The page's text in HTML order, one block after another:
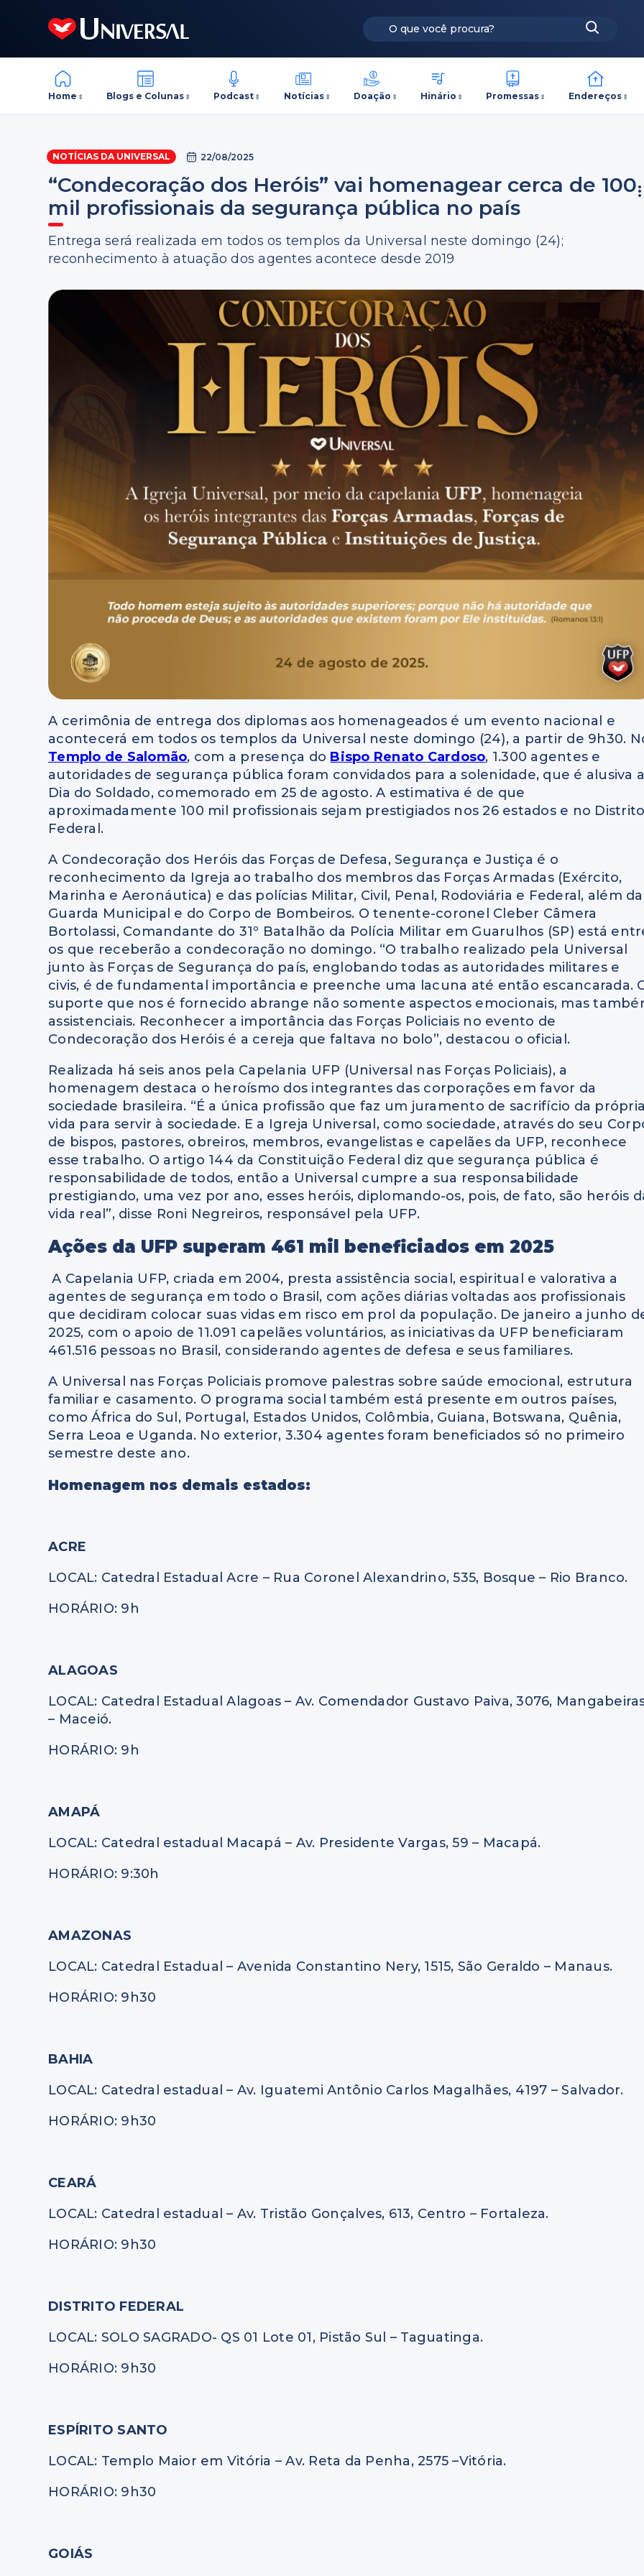
Home Blogs e Colunas Podcast Notícias Doação Hinário Promessas Endereços
NOTÍCIAS DA UNIVERSAL 22/08/2025
“Condecoração dos Heróis” vai homenagear cerca de 100
mil profissionais da segurança pública no país
Entrega será realizada em todos os templos da Universal neste domingo (24);
reconhecimento à atuação dos agentes acontece desde 2019
A cerimônia de entrega dos diplomas aos homenageados é um evento nacional e
acontecerá em todos os templos da Universal neste domingo (24), a partir de 9h30.
Templo de Salomão, com a presença do Bispo Renato Cardoso, 1.300 agentes e
autoridades de segurança pública foram convidados para a solenidade, que é alusiva
Dia do Soldado, comemorado em 25 de agosto. A estimativa é de que
aproximadamente 100 mil profissionais sejam prestigiados nos 26 estados e no
Federal.
A Condecoração dos Heróis das Forças de Defesa, Segurança e Justiça é o
reconhecimento da Igreja ao trabalho dos membros das Forças Armadas (Exército,
Marinha e Aeronáutica) e das polícias Militar, Civil, Penal, Rodoviária e Federal, além da
Guarda Municipal e do Corpo de Bombeiros. O tenente-coronel Cleber Câmera
Bortolassi, Comandante do 31º Batalhão da Polícia Militar em Guarulhos (SP) está
os que receberão a condecoração no domingo. “O trabalho realizado pela Universal
junto às Forças de Segurança do país, englobando todas as autoridades militares e
civis, é de fundamental importância e preenche uma lacuna até então escancarada.
suporte que nos é fornecido abrange não somente aspectos emocionais, mas
assistenciais. Reconhecer a importância das Forças Policiais no evento de
Condecoração dos Heróis é a cereja que faltava no bolo”, destacou o oficial.
Realizada há seis anos pela Capelania UFP (Universal nas Forças Policiais), a
homenagem destaca o heroísmo dos integrantes das corporações em favor da
sociedade brasileira. “É a única profissão que faz um juramento de sacrifício da
vida para servir à sociedade. E a Igreja Universal, como sociedade, através do seu
de bispos, pastores, obreiros, membros, evangelistas e capelães da UFP, reconhece
esse trabalho. O artigo 144 da Constituição Federal diz que segurança pública é
responsabilidade de todos, então a Universal cumpre a sua responsabilidade
prestigiando, uma vez por ano, esses heróis, diplomando-os, pois, de fato, são heróis
vida real”, disse Roni Negreiros, responsável pela UFP.
Ações da UFP superam 461 mil beneficiados em 2025
A Capelania UFP, criada em 2004, presta assistência social, espiritual e valorativa a
agentes de segurança em todo o Brasil, com ações diárias voltadas aos profissionais
que decidiram colocar suas vidas em risco em prol da população. De janeiro a junho
2025, com o apoio de 11.091 capelães voluntários, as iniciativas da UFP beneficiaram
461.516 pessoas no Brasil, considerando agentes de defesa e seus familiares.
A Universal nas Forças Policiais promove palestras sobre saúde emocional, estrutura
familiar e casamento. O programa social também está presente em outros países,
como África do Sul, Portugal, Estados Unidos, Colômbia, Guiana, Botswana, Quênia,
Serra Leoa e Uganda. No exterior, 3.304 agentes foram beneficiados só no primeiro
semestre deste ano.
Homenagem nos demais estados:
ACRE
LOCAL: Catedral Estadual Acre – Rua Coronel Alexandrino, 535, Bosque – Rio Branco.
HORÁRIO: 9h
ALAGOAS
LOCAL: Catedral Estadual Alagoas – Av. Comendador Gustavo Paiva, 3076,
– Maceió.
HORÁRIO: 9h
AMAPÁ
LOCAL: Catedral estadual Macapá – Av. Presidente Vargas, 59 – Macapá.
HORÁRIO: 9:30h
AMAZONAS
LOCAL: Catedral Estadual – Avenida Constantino Nery, 1515, São Geraldo – Manaus.
HORÁRIO: 9h30
BAHIA
LOCAL: Catedral estadual – Av. Iguatemi Antônio Carlos Magalhães, 4197 – Salvador.
HORÁRIO: 9h30
CEARÁ
LOCAL: Catedral estadual – Av. Tristão Gonçalves, 613, Centro – Fortaleza.
HORÁRIO: 9h30
DISTRITO FEDERAL
LOCAL: SOLO SAGRADO- QS 01 Lote 01, Pistão Sul – Taguatinga.
HORÁRIO: 9h30
ESPÍRITO SANTO
LOCAL: Templo Maior em Vitória – Av. Reta da Penha, 2575 –Vitória.
HORÁRIO: 9h30
GOIÁS